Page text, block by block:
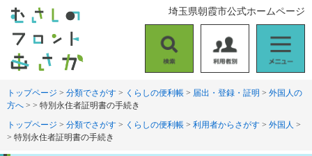
す
し
本
文
索
用
者
ニ
ュ
埼玉県朝霞市公式ホームページ
トップページ > 分類でさがす > くらしの便利帳 > 届出・登録・証明 > 外国人の
方へ > > 特別永住者証明書の手続き
トップページ > 分類でさがす > くらしの便利帳 > 利用者からさがす > 外国人 >
> 特別永住者証明書の手続き